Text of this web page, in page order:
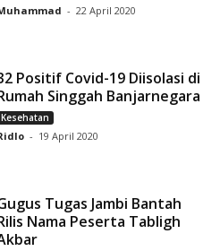
- 22 April 2020
Positif Covid-19 Diisolasi di
Singgah Banjarnegara
Kesehatan
- 19 April 2020
Tugas Jambi Bantah
Nama Peserta Tabligh